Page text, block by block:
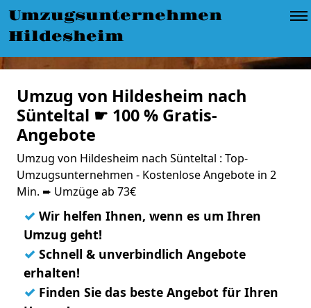
Umzugsunternehmen
Hildesheim
Umzug von Hildesheim nach
Sünteltal ☛ 100 % Gratis-
Angebote
Umzug von Hildesheim nach Sünteltal : Top-
Umzugsunternehmen - Kostenlose Angebote in 2
Min. ➨ Umzüge ab 73€
✓ Wir helfen Ihnen, wenn es um Ihren
Umzug geht!
✓ Schnell & unverbindlich Angebote
erhalten!
✓ Finden Sie das beste Angebot für Ihren